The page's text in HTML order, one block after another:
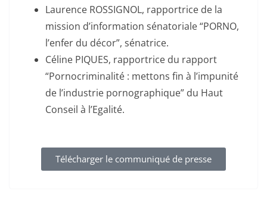
Laurence ROSSIGNOL, rapportrice de la
mission d’information sénatoriale “PORNO,
l’enfer du décor”, sénatrice.
Céline PIQUES, rapportrice du rapport
“Pornocriminalité : mettons fin à l’impunité
de l’industrie pornographique” du Haut
Conseil à l’Egalité.
Télécharger le communiqué de presse